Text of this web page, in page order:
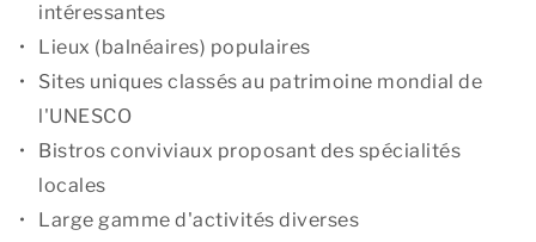
intéressantes
Lieux (balnéaires) populaires
Sites uniques classés au patrimoine mondial de
l'UNESCO
Bistros conviviaux proposant des spécialités
locales
Large gamme d'activités diverses